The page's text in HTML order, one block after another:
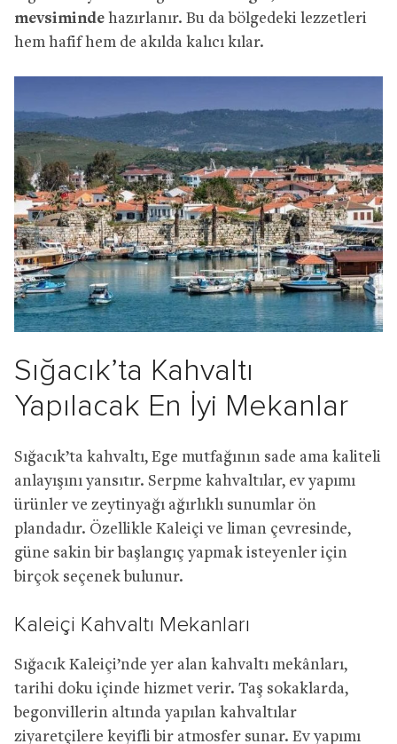
mevsiminde hazırlanır. Bu da bölgedeki lezzetleri
hem hafif hem de akılda kalıcı kılar.
Sığacık’ta Kahvaltı
Yapılacak En İyi Mekanlar
Sığacık’ta kahvaltı, Ege mutfağının sade ama kaliteli
anlayışını yansıtır. Serpme kahvaltılar, ev yapımı
ürünler ve zeytinyağı ağırlıklı sunumlar ön
plandadır. Özellikle Kaleiçi ve liman çevresinde,
güne sakin bir başlangıç yapmak isteyenler için
birçok seçenek bulunur.
Kaleiçi Kahvaltı Mekanları
Sığacık Kaleiçi’nde yer alan kahvaltı mekânları,
tarihi doku içinde hizmet verir. Taş sokaklarda,
begonvillerin altında yapılan kahvaltılar
ziyaretçilere keyifli bir atmosfer sunar. Ev yapımı